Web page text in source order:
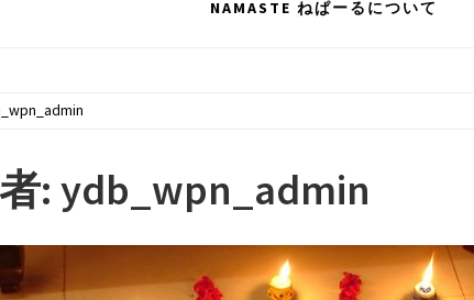
NAMASTE ねぱーるについて
: ydb_wpn_admin